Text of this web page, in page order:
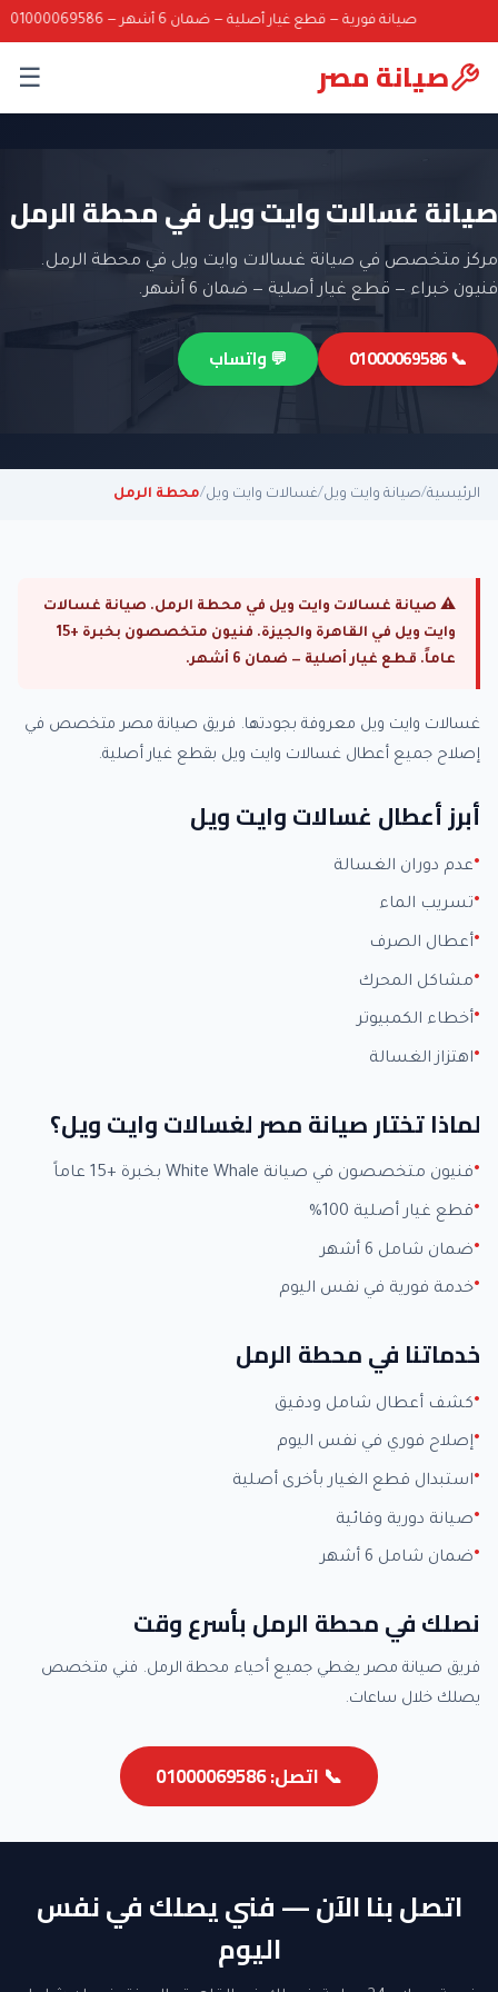
صيانة فورية — قطع غيار أصلية — ضمان 6 أشهر — 01000069586
صيانة مصر ☰
صيانة غسالات وايت ويل في محطة الرمل
مركز متخصص في صيانة غسالات وايت ويل في محطة الرمل.
فنيون خبراء — قطع غيار أصلية — ضمان 6 أشهر.
📞 01000069586 💬 واتساب
الرئيسية/صيانة وايت ويل/غسالات وايت ويل/محطة الرمل
⚠ صيانة غسالات وايت ويل في محطة الرمل. صيانة غسالات
وايت ويل في القاهرة والجيزة. فنيون متخصصون بخبرة +15
عاماً. قطع غيار أصلية — ضمان 6 أشهر.
غسالات وايت ويل معروفة بجودتها. فريق صيانة مصر متخصص في
إصلاح جميع أعطال غسالات وايت ويل بقطع غيار أصلية.
أبرز أعطال غسالات وايت ويل
عدم دوران الغسالة
تسريب الماء
أعطال الصرف
مشاكل المحرك
أخطاء الكمبيوتر
اهتزاز الغسالة
لماذا تختار صيانة مصر لغسالات وايت ويل؟
فنيون متخصصون في صيانة White Whale بخبرة +15 عاماً
قطع غيار أصلية 100%
ضمان شامل 6 أشهر
خدمة فورية في نفس اليوم
خدماتنا في محطة الرمل
كشف أعطال شامل ودقيق
إصلاح فوري في نفس اليوم
استبدال قطع الغيار بأخرى أصلية
صيانة دورية وقائية
ضمان شامل 6 أشهر
نصلك في محطة الرمل بأسرع وقت
فريق صيانة مصر يغطي جميع أحياء محطة الرمل. فني متخصص
يصلك خلال ساعات.
📞 اتصل: 01000069586
اتصل بنا الآن — فني يصلك في نفس
اليوم